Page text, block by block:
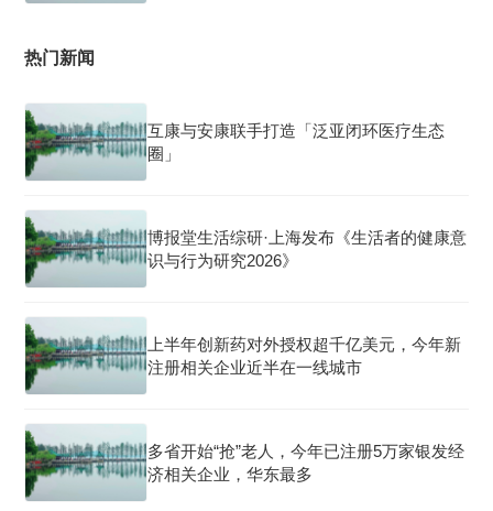
热门新闻
互康与安康联手打造「泛亚闭环医疗生态
圈」
博报堂生活综研·上海发布《生活者的健康意
识与行为研究2026》
上半年创新药对外授权超千亿美元，今年新
注册相关企业近半在一线城市
多省开始“抢”老人，今年已注册5万家银发经
济相关企业，华东最多